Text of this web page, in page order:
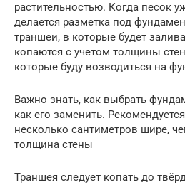
растительностью. Когда песок
делается разметка под
траншеи, в которые будет
копаются с учетом толщины
которые буду возводиться на
Важно знать, как выбрать
как его заменить.
несколько сантиметров шире,
толщина стены
Траншея следует копать до